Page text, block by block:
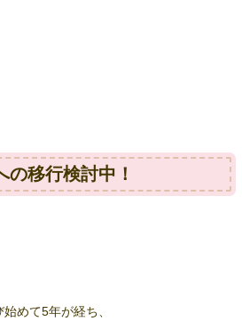
移行検討中！
始めて5年が経ち、